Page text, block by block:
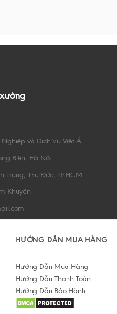
và Dịch Vụ Việt Á
Biên, Hà Nội
Trung, Thủ Đức, TP.HCM
Khuyên
HƯỚNG DẪN MUA HÀNG
Hướng Dẫn Mua Hàng
Hướng Dẫn Thanh Toán
Hướng Dẫn Bảo Hành